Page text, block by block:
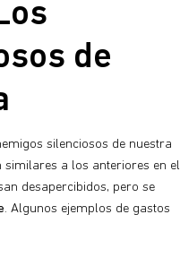
de
silenciosos de nuestra
similares a los anteriores en el
desapercibidos, pero se
. Algunos ejemplos de gastos